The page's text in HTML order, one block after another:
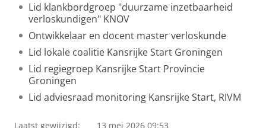
Lid klankbordgroep "duurzame inzetbaarheid
verloskundigen" KNOV
Ontwikkelaar en docent master verloskunde
Lid lokale coalitie Kansrijke Start Groningen
Lid regiegroep Kansrijke Start Provincie
Groningen
Lid adviesraad monitoring Kansrijke Start, RIVM
Laatst gewijzigd: 13 mei 2026 09:53